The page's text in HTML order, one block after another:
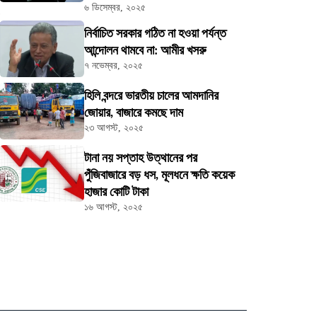
৬ ডিসেম্বর, ২০২৫
নির্বাচিত সরকার গঠিত না হওয়া পর্যন্ত
আন্দোলন থামবে না: আমীর খসরু
৭ নভেম্বর, ২০২৫
হিলি বন্দরে ভারতীয় চালের আমদানির
জোয়ার, বাজারে কমছে দাম
২৩ আগস্ট, ২০২৫
টানা নয় সপ্তাহ উত্থানের পর
পুঁজিবাজারে বড় ধস, মূলধনে ক্ষতি কয়েক
হাজার কোটি টাকা
১৬ আগস্ট, ২০২৫